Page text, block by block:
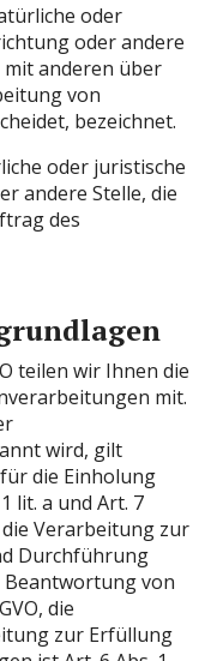
oder
oder andere
mit anderen über
von
bezeichnet.
oder juristische
andere Stelle, die
des
teilen wir Ihnen die
mit.
wird, gilt
die Einholung
lit. a und Art. 7
die Verarbeitung zur
Durchführung
von
die
zur Erfüllung